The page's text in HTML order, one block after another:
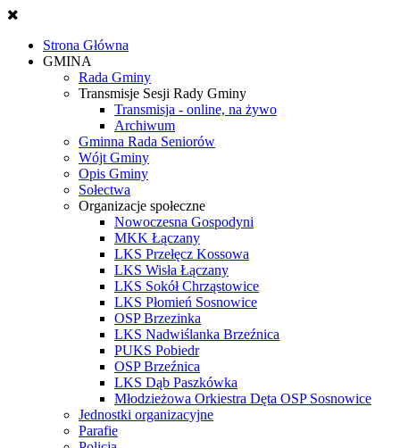
Strona Główna
GMINA
Rada Gminy
Transmisje Sesji Rady Gminy
Transmisja - online, na żywo
Archiwum
Gminna Rada Seniorów
Wójt Gminy
Opis Gminy
Sołectwa
Organizacje społeczne
Nowoczesna Gospodyni
MKK Łączany
LKS Przełęcz Kossowa
LKS Wisła Łączany
LKS Sokół Chrząstowice
LKS Płomień Sosnowice
OSP Brzezinka
LKS Nadwiślanka Brzeźnica
PUKS Pobiedr
OSP Brzeźnica
LKS Dąb Paszkówka
Młodzieżowa Orkiestra Dęta OSP Sosnowice
Jednostki organizacyjne
Parafie